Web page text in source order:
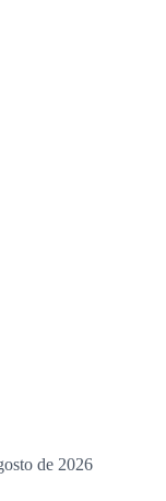
de 2026